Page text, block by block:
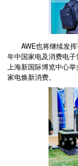
AWE也将继续发挥
年中国家电及消费电
上海新国际博览中心
家电焕新消费。